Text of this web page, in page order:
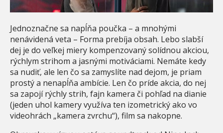
Jednoznačne sa napĺňa poučka – a mnohými
nenávidená veta – Forma prebíja obsah. Lebo slabší
dej je do veľkej miery kompenzovaný solídnou akciou,
rýchlym strihom a jasnými motiváciami. Nemáte kedy
sa nudiť, ale len čo sa zamyslíte nad dejom, je priam
prostý a nenapĺňa ambície. Len čo príde akcia, do nej
sa zapojí rýchly strih, fajn kamera či pohľad na dianie
(jeden uhol kamery využíva ten izometrický ako vo
videohrách „kamera zvrchu“), film sa nakopne.